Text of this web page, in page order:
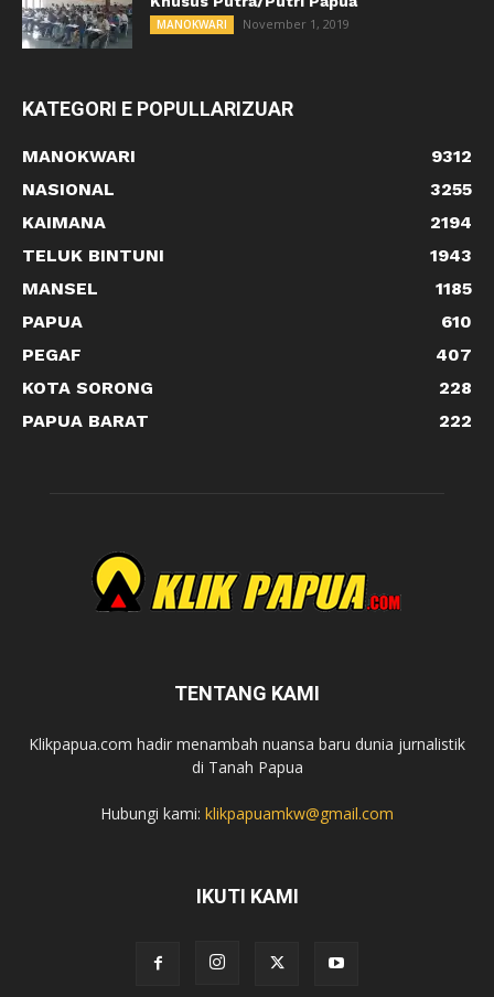
MANOKWARI November 1, 2019
KATEGORI E POPULLARIZUAR
MANOKWARI
9312
NASIONAL
3255
KAIMANA
2194
TELUK BINTUNI
1943
MANSEL
1185
PAPUA
610
PEGAF
407
KOTA SORONG
228
PAPUA BARAT
222
TENTANG KAMI
Klikpapua.com hadir menambah nuansa baru dunia jurnalistik
di Tanah Papua
Hubungi kami: klikpapuamkw@gmail.com
IKUTI KAMI